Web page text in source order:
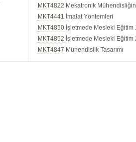
MKT4822 Mekatronik
MKT4441 İmalat Yöntemleri
MKT4850 İşletmede Mesleki Eğitim
MKT4852 İşletmede Mesleki Eğitim
MKT4847 Mühendislik Tasarımı